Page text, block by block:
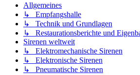
Allgemeines
↳ Empfangshalle
↳ Technik und Grundlagen
↳ Restaurationsberichte und
Sirenen weltweit
↳ Elektromechanische Sirenen
↳ Elektronische Sirenen
↳ Pneumatische Sirenen